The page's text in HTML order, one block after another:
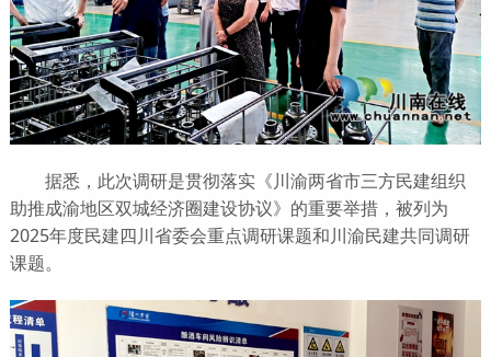
据悉，此次调研是贯彻落实《川渝两省市三方民建组织
助推成渝地区双城经济圈建设协议》的重要举措，被列为
2025年度民建四川省委会重点调研课题和川渝民建共同调研
课题。